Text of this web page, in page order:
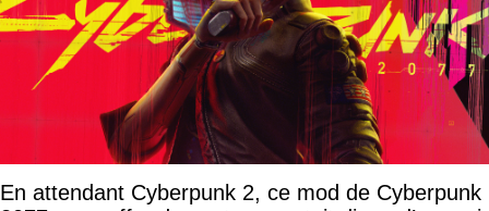
En attendant Cyberpunk 2, ce mod de Cyberpunk